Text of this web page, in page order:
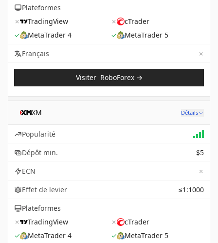
Plateformes
✗
TradingView ✗
cTrader
✓
MetaTrader 4 ✓
MetaTrader 5
Français
✗
Visiter RoboForex→
XM Détails
Popularité
Dépôt min.
$5
ECN
✗
Effet de levier
≤1:1000
Plateformes
✗
TradingView ✗
cTrader
✓
MetaTrader 4 ✓ MetaTrader 5